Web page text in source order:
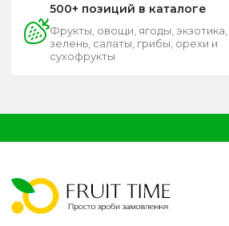
500+ позиций в каталоге
Фрукты, овощи, ягоды, экзотика,
зелень, салаты, грибы, орехи и
сухофрукты